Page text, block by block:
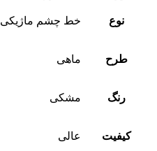
نوع خط چشم ماژیکی
طرح ماهی
رنگ مشکی
کیفیت عالی